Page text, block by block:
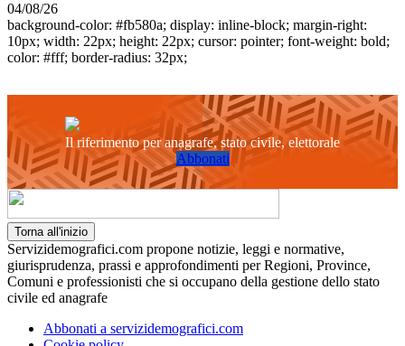
04/08/26
background-color: #fb580a; display: inline-block; margin-right:
10px; width: 22px; height: 22px; cursor: pointer; font-weight: bold;
color: #fff; border-radius: 32px;
Il riferimento per anagrafe, stato civile, elettorale
Abbonati
Torna all'inizio
Servizidemografici.com propone notizie, leggi e normative,
giurisprudenza, prassi e approfondimenti per Regioni, Province,
Comuni e professionisti che si occupano della gestione dello stato
civile ed anagrafe
Abbonati a servizidemografici.com